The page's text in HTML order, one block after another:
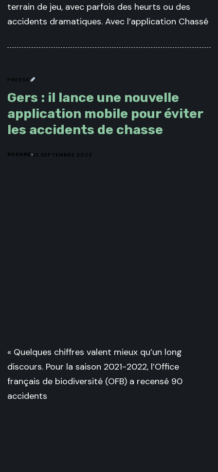
terrain de jeu, avec parfois des heurts ou des
accidents dramatiques. Avec l’application Chassé
PRESSE
Gers : il lance une nouvelle
application mobile pour éviter
les accidents de chasse
ROXANE 13 SEPTEMBRE 2022
« Quelques chiffres valent mieux qu’un long
discours. Pour la saison 2021-2022, l’Office
français de biodiversité (OFB) a recensé 90
accidents